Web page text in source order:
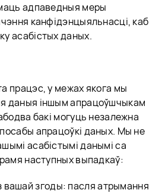
адпаведныя меры
канфідэнцыяльнасці, каб
асабістых даных.
працэс, у межах якога мы
даныя іншым апрацоўшчыкам
бакі могуць незалежна
апрацоўкі даных. Мы не
асабістымі данымі са
наступных выпадкаў:
вашай згоды: пасля атрымання